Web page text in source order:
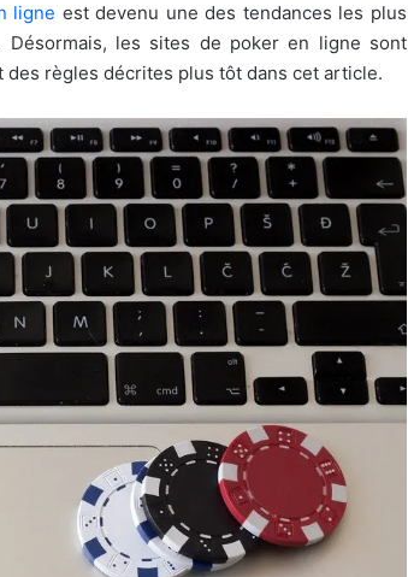
ligne est devenu une des tendances les plus
Désormais, les sites de poker en ligne sont
règles décrites plus tôt dans cet article.